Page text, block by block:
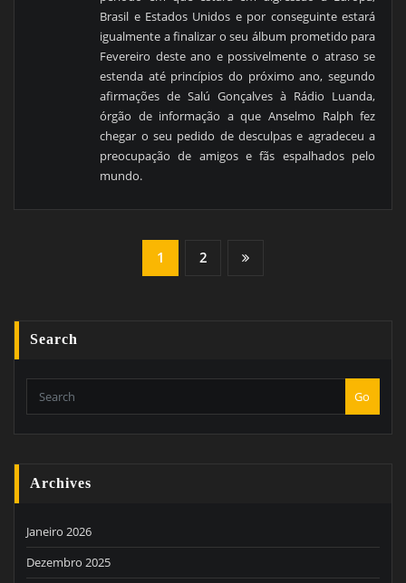
Brasil e Estados Unidos e por conseguinte estará
igualmente a finalizar o seu álbum prometido para
Fevereiro deste ano e possivelmente o atraso se
estenda até princípios do próximo ano, segundo
afirmações de Salú Gonçalves à Rádio Luanda,
órgão de informação a que Anselmo Ralph fez
chegar o seu pedido de desculpas e agradeceu a
preocupação de amigos e fãs espalhados pelo
mundo.
Conteúdos
1 2
Search
Go
Archives
Janeiro 2026
Dezembro 2025